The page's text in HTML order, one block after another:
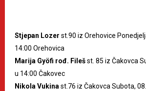
Stjepan Lozer st.90 iz Orehovice
14:00 Orehovica
Marija Gyöfi rođ. Filešst. 85 iz Čakovca
u 14:00 Čakovec
Nikola Vukina st.76 iz Čakovca Subota,